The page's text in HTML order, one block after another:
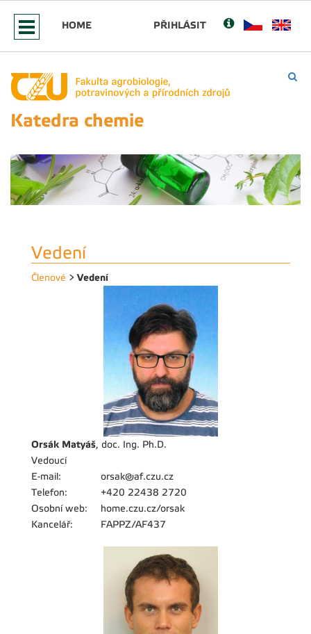
HOME PŘIHLÁSIT
Katedra chemie
Vedení
Členové >Vedení
Orsák Matyáš, doc. Ing. Ph.D.
Vedoucí
E-mail:
orsak@af.czu.cz
Telefon:
+420 22438 2720
Osobní web:
home.czu.cz/orsak
Kancelář:
FAPPZ/AF437